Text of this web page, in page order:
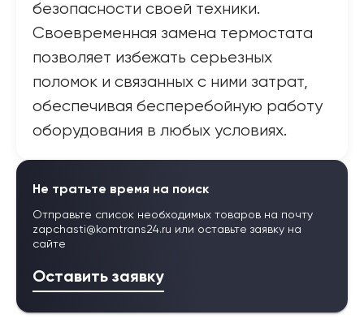
безопасности своей техники.
Своевременная замена термостата
позволяет избежать серьезных
поломок и связанных с ними затрат,
обеспечивая бесперебойную работу
оборудования в любых условиях.
Не тратьте время на поиск
Отправьте список необходимых товаров на почту
zapchasti@komtrans24.ru или оставьте заявку на
сайте
Оставить заявку